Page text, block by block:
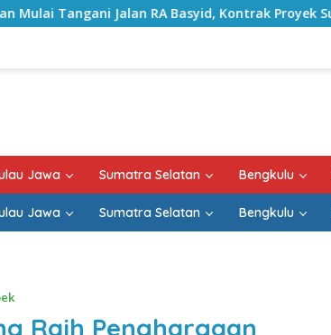
Basyid, Kontrak Proyek Sudah Rampung
Jawa Sumatra Selatan Bengkulu
Jawa Sumatra Selatan Bengkulu
Raih Penghargaan